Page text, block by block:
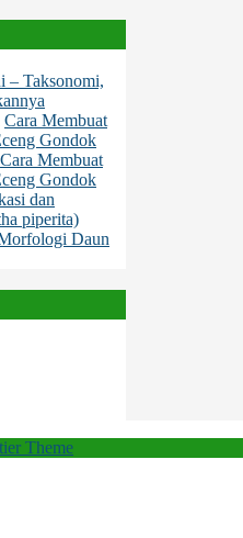
– Taksonomi,
Cara Membuat
Gondok
Cara Membuat
Gondok
dan
piperita)
Daun
Theme